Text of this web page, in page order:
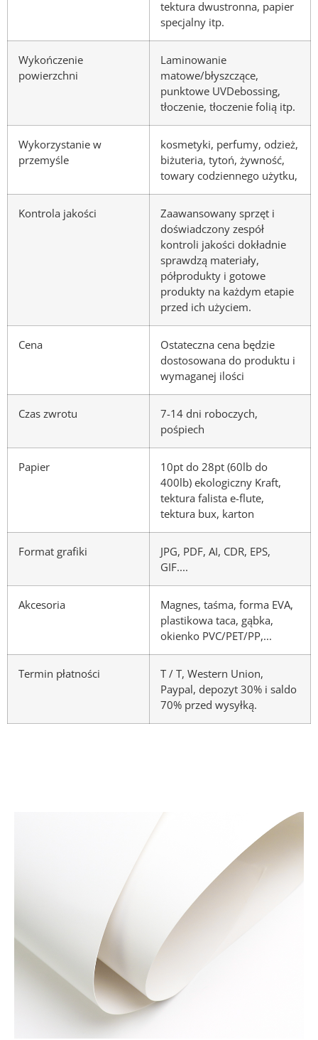
tektura dwustronna, papier
specjalny itp.
Wykończenie
powierzchni
Laminowanie
matowe/błyszczące,
punktowe UVDebossing,
tłoczenie, tłoczenie folią itp.
Wykorzystanie w
przemyśle
kosmetyki, perfumy, odzież,
biżuteria, tytoń, żywność,
towary codziennego użytku,
Kontrola jakości
Zaawansowany sprzęt i
doświadczony zespół
kontroli jakości dokładnie
sprawdzą materiały,
półprodukty i gotowe
produkty na każdym etapie
przed ich użyciem.
Cena
Ostateczna cena będzie
dostosowana do produktu i
wymaganej ilości
Czas zwrotu
7-14 dni roboczych,
pośpiech
Papier
10pt do 28pt (60lb do
400lb) ekologiczny Kraft,
tektura falista e-flute,
tektura bux, karton
Format grafiki
JPG, PDF, AI, CDR, EPS,
GIF....
Akcesoria
Magnes, taśma, forma EVA,
plastikowa taca, gąbka,
okienko PVC/PET/PP,...
Termin płatności
T / T, Western Union,
Paypal, depozyt 30% i saldo
70% przed wysyłką.